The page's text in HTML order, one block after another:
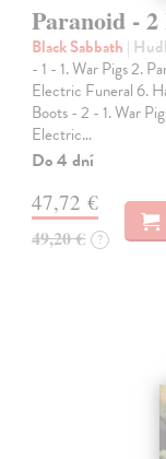
Paranoid -
Black Sabbath |
- 1 - 1. War Pigs 2.
Electric Funeral 6.
Boots - 2 - 1. War
Electric…
Do 4 dní
47,72 €
49,20 € ?